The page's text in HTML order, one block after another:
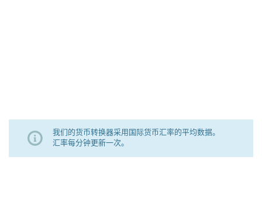
我们的货币转换器采用国际货币汇率的平均数据。
汇率每分钟更新一次。